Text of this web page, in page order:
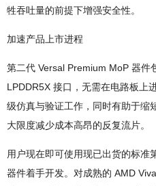
牲吞吐量的前提下增强安全性。
加速产品上市进程
第二代 Versal Premium MoP 器件
LPDDR5X 接口，无需在电路板上
级仿真与验证工作，同时有助于缩
大限度减少成本高昂的反复流片。
用户现在即可使用现已出货的标准
器件着手开发。对成熟的 AMD